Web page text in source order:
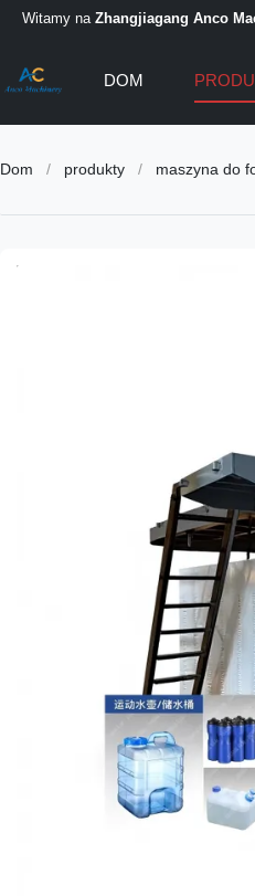
Witamy na Zhangjiagang Anco
DOM
Dom / produkty / maszyna do